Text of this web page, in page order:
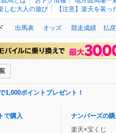
しむ大人の遊び
【注意】楽天を装
出馬表 オッズ 競走成績 払
1,000ポイントプレゼント！
で購入
ナンバーズの購
楽天×宝くじ